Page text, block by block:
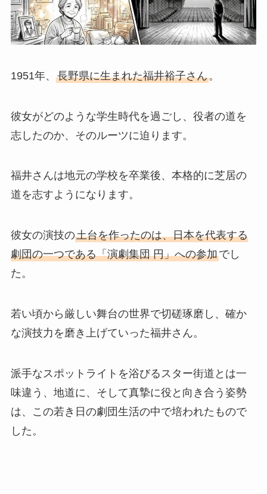
1951年、 長野県に生まれた福井裕子さん。
彼女がどのような学生時代を過ごし、役者の道を
志したのか、そのルーツに迫ります。
福井さんは地元の学校を卒業後、本格的に芝居の
道を志すようになります。
彼女の演技の土台を作ったのは、日本を代表する
劇団の一つである「演劇集団 円」への参加でし
た。
若い頃から厳しい舞台の世界で切磋琢磨し、確か
な演技力を磨き上げていった福井さん。
派手なスポットライトを浴びるスター街道とは一
味違う、地道に、そして真摯に役と向き合う姿勢
は、この若き日の劇団生活の中で培われたもので
した。